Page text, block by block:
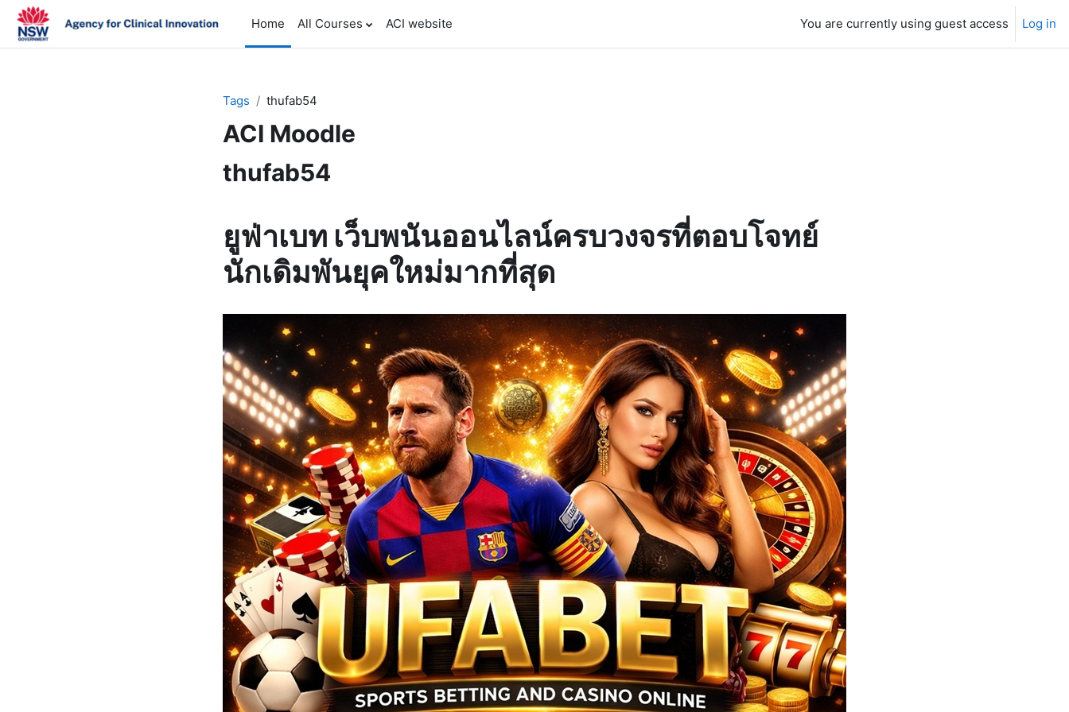
Skip to main content
Home
All Courses ACI website You are currently using guest access Log in
Tags thufab54
ACI Moodle
thufab54
ยูฟ่าเบท เว็บพนันออนไลน์ครบวงจรที่ตอบโจทย์
นักเดิมพันยุคใหม่มากที่สุด